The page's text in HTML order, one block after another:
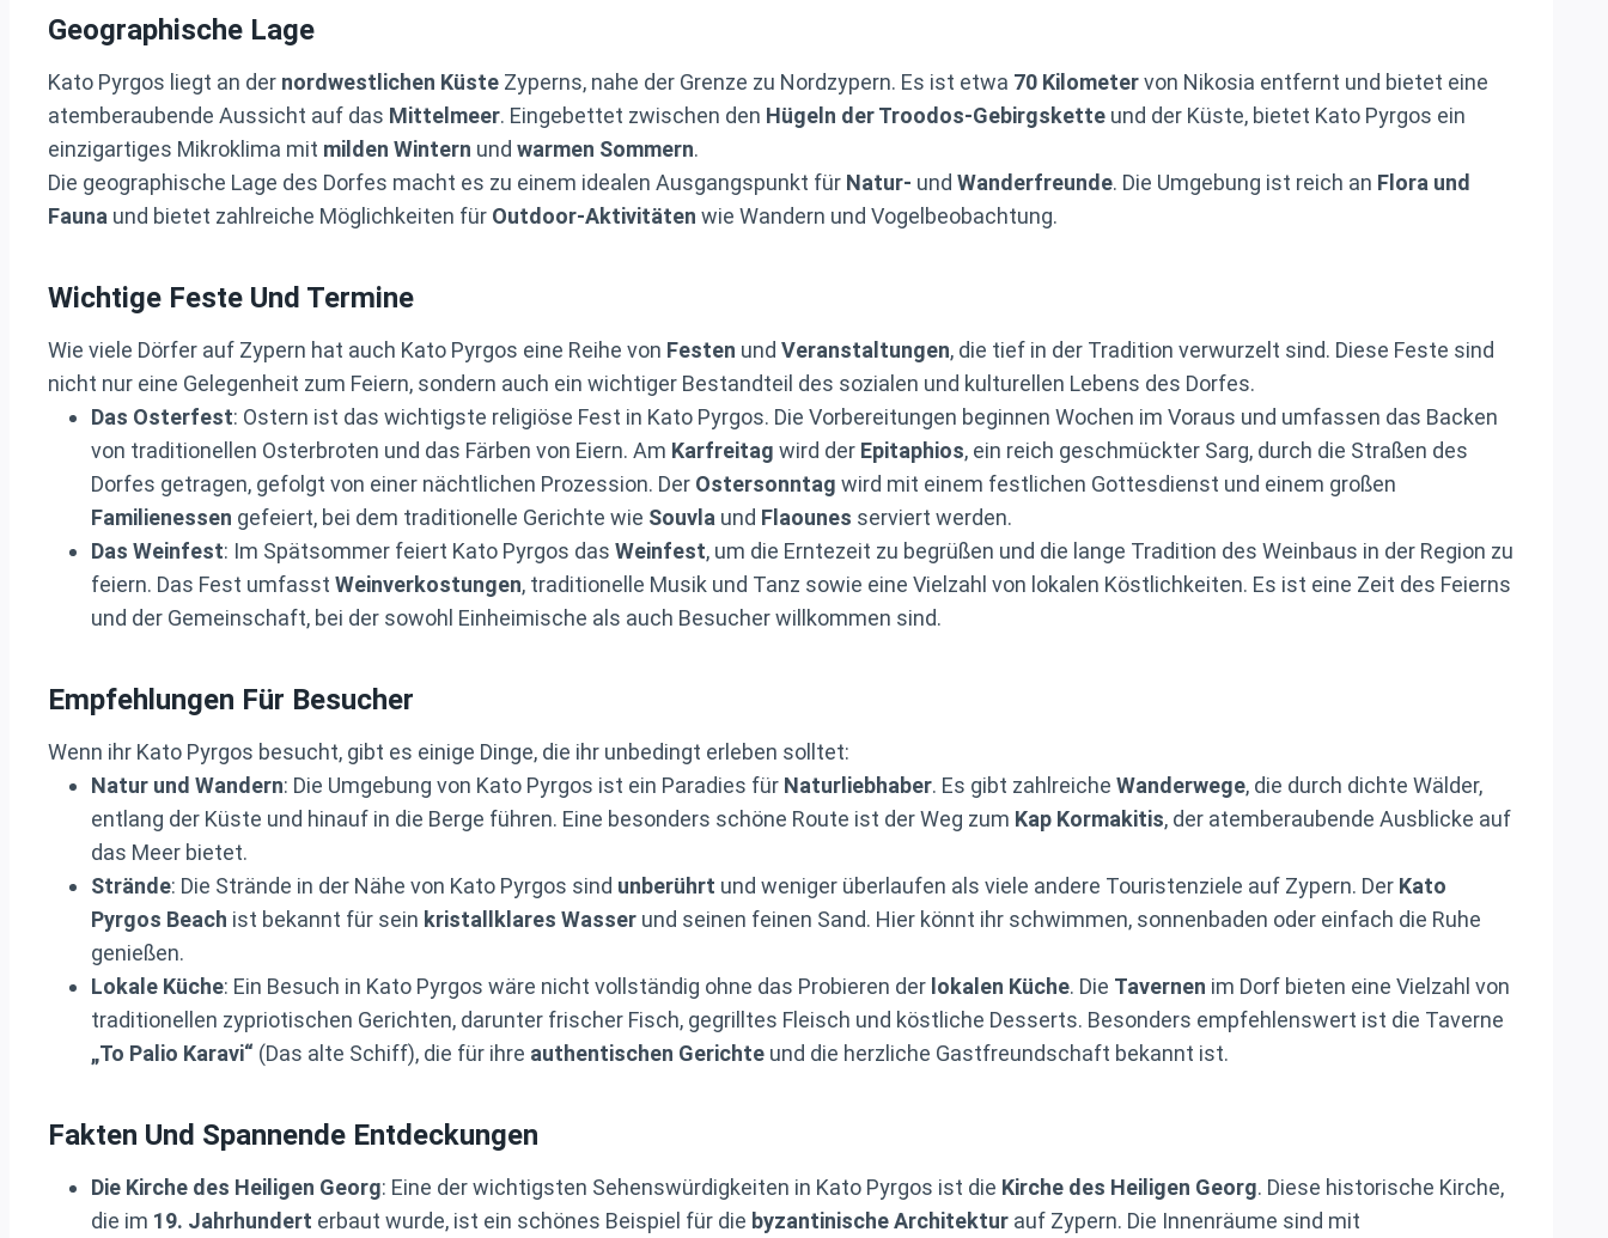
Geographische Lage
Kato Pyrgos liegt an der nordwestlichen Küste Zyperns, nahe der Grenze zu Nordzypern. Es ist etwa 70 Kilometervon Nikosia entfernt und bietet eine
atemberaubende Aussicht auf das Mittelmeer. Eingebettet zwischen den Hügeln der Troodos-Gebirgskette und der Küste, bietet Kato Pyrgos ein
einzigartiges Mikroklima mit milden Wintern und warmen Sommern.
Die geographische Lage des Dorfes macht es zu einem idealen Ausgangspunkt für Natur- und Wanderfreunde. Die Umgebung ist reich an Flora und
Fauna und bietet zahlreiche Möglichkeiten für Outdoor-Aktivitäten wie Wandern und Vogelbeobachtung.
Wichtige Feste Und Termine
Wie viele Dörfer auf Zypern hat auch Kato Pyrgos eine Reihe von Festen und Veranstaltungen, die tief in der Tradition verwurzelt sind. Diese Feste sind
nicht nur eine Gelegenheit zum Feiern, sondern auch ein wichtiger Bestandteil des sozialen und kulturellen Lebens des Dorfes.
Das Osterfest: Ostern ist das wichtigste religiöse Fest in Kato Pyrgos. Die Vorbereitungen beginnen Wochen im Voraus und umfassen das Backen
von traditionellen Osterbroten und das Färben von Eiern. Am Karfreitag wird der Epitaphios, ein reich geschmückter Sarg, durch die Straßen des
Dorfes getragen, gefolgt von einer nächtlichen Prozession. Der Ostersonntag wird mit einem festlichen Gottesdienst und einem großen
Familienessen gefeiert, bei dem traditionelle Gerichte wie Souvla und Flaounes serviert werden.
Das Weinfest: Im Spätsommer feiert Kato Pyrgos das Weinfest, um die Erntezeit zu begrüßen und die lange Tradition des Weinbaus in der Region zu
feiern. Das Fest umfasst Weinverkostungen, traditionelle Musik und Tanz sowie eine Vielzahl von lokalen Köstlichkeiten. Es ist eine Zeit des Feierns
und der Gemeinschaft, bei der sowohl Einheimische als auch Besucher willkommen sind.
Empfehlungen Für Besucher
Wenn ihr Kato Pyrgos besucht, gibt es einige Dinge, die ihr unbedingt erleben solltet:
Natur und Wandern: Die Umgebung von Kato Pyrgos ist ein Paradies für Naturliebhaber. Es gibt zahlreiche Wanderwege, die durch dichte Wälder,
entlang der Küste und hinauf in die Berge führen. Eine besonders schöne Route ist der Weg zum Kap Kormakitis, der atemberaubende Ausblicke auf
das Meer bietet.
Strände: Die Strände in der Nähe von Kato Pyrgos sind unberührt und weniger überlaufen als viele andere Touristenziele auf Zypern. Der Kato
Pyrgos Beach ist bekannt für sein kristallklares Wasser und seinen feinen Sand. Hier könnt ihr schwimmen, sonnenbaden oder einfach die Ruhe
genießen.
Lokale Küche: Ein Besuch in Kato Pyrgos wäre nicht vollständig ohne das Probieren der lokalen Küche. Die Tavernen im Dorf bieten eine Vielzahl von
traditionellen zypriotischen Gerichten, darunter frischer Fisch, gegrilltes Fleisch und köstliche Desserts. Besonders empfehlenswert ist die Taverne
„To Palio Karavi“ (Das alte Schiff), die für ihre authentischen Gerichte und die herzliche Gastfreundschaft bekannt ist.
Fakten Und Spannende Entdeckungen
Die Kirche des Heiligen Georg: Eine der wichtigsten Sehenswürdigkeiten in Kato Pyrgos ist die Kirche des Heiligen Georg. Diese historische Kirche,
die im 19. Jahrhundert erbaut wurde, ist ein schönes Beispiel für die byzantinische Architektur auf Zypern. Die Innenräume sind mit